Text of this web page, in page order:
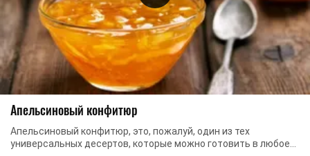
Апельсиновый конфитюр
Апельсиновый конфитюр, это, пожалуй, один из тех
универсальных десертов, которые можно готовить в любое